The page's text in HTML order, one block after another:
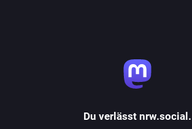
Du verlässt nrw.social.